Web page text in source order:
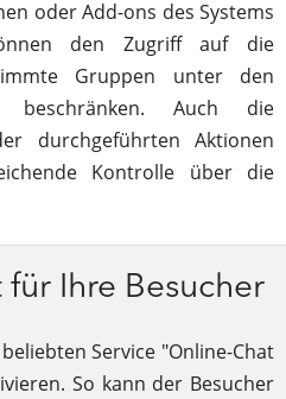
oder Add-ons des Systems
den Zugriff auf die
Gruppen unter den
beschränken. Auch die
durchgeführten Aktionen
Kontrolle über die
Ihre Besucher
Service "Online-Chat
So kann der Besucher